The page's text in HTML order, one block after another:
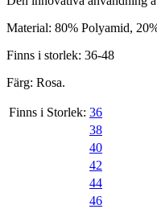
Material: 80% Polyamid,
Finns i storlek: 36-48
Färg: Rosa.
Finns i Storlek: 36
38
40
42
44
46